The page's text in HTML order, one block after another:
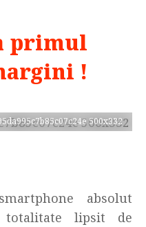
primul
!
500x332
absolut
lipsit de